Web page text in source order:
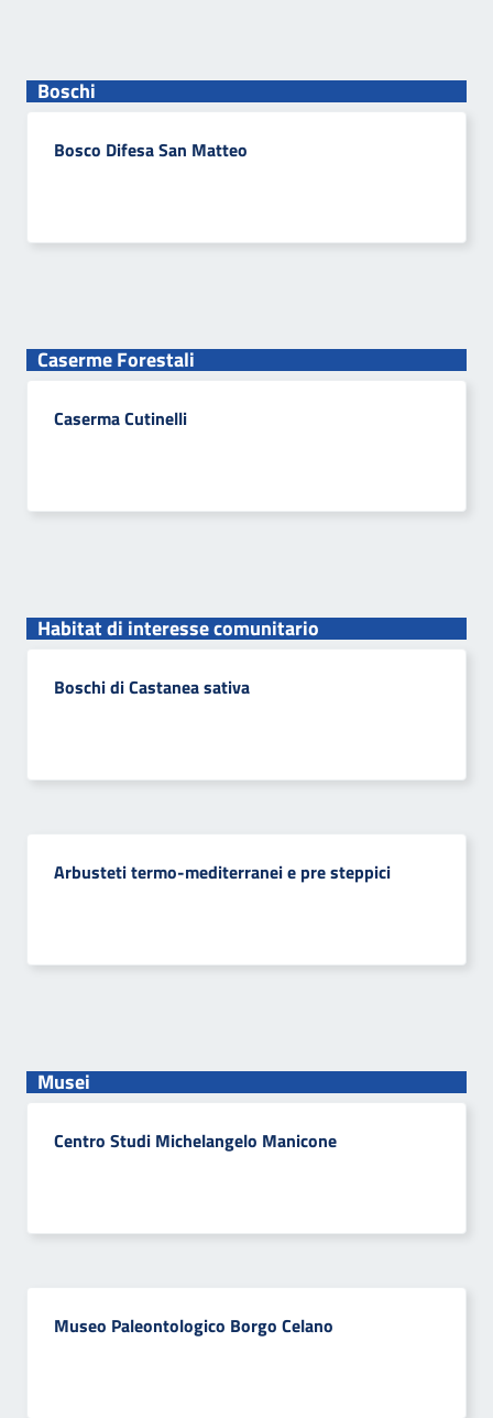
Boschi
Bosco Difesa San Matteo
Caserme Forestali
Caserma Cutinelli
Habitat di interesse comunitario
Boschi di Castanea sativa
Arbusteti termo-mediterranei e pre steppici
Musei
Centro Studi Michelangelo Manicone
Museo Paleontologico Borgo Celano